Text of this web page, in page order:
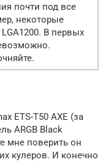
почти под все
некоторые
В первых
ETS-T50 AXE (за
ARGB Black
мне поверить он
кулеров. И конечно